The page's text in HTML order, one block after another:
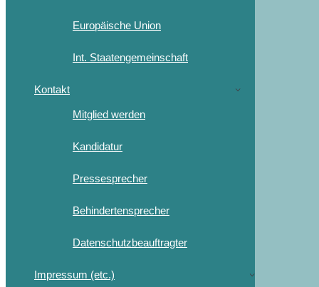
Europäische Union
Int. Staatengemeinschaft
Kontakt
Mitglied werden
Kandidatur
Pressesprecher
Behindertensprecher
Datenschutzbeauftragter
Impressum (etc.)